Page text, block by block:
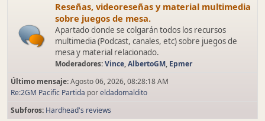
Reseñas, videoreseñas y material multimedia
sobre juegos de mesa.
Apartado donde se colgarán todos los recursos
multimedia (Podcast, canales, etc) sobre juegos de
mesa y material relacionado.
Moderadores:Vince,AlbertoGM, Epmer
Último mensaje:Agosto 06, 2026, 08:28:18 AM
Re:2GM Pacific Partida poreldadomaldito
Subforos Hardhead's reviews